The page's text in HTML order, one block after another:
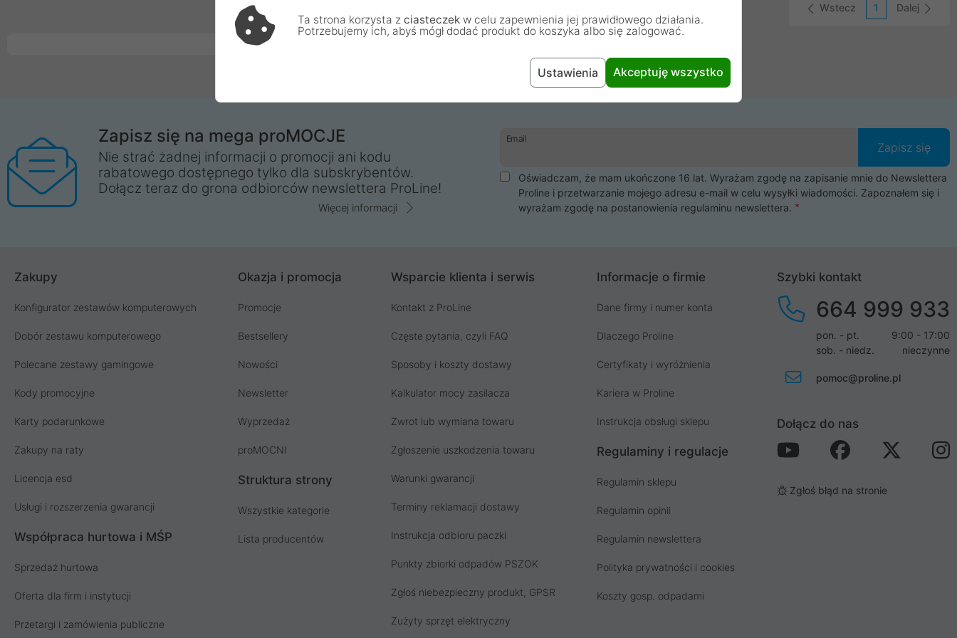
jest bardzo łatwe.
Wstecz 1 Dalej
Zapisz się na mega proMOCJE
Nie strać żadnej informacji o promocji ani kodu
rabatowego dostępnego tylko dla subskrybentów.
Dołącz teraz do grona odbiorców newslettera ProLine!
Więcej informacji
Email
Zapisz się
Oświadczam, że mam ukończone 16 lat. Wyrażam zgodę na zapisanie mnie do Newslettera
Proline i przetwarzanie mojego adresu e-mail w celu wysyłki wiadomości. Zapoznałem się i
wyrażam zgodę na postanowienia regulaminu newslettera.
Zakupy
Konfigurator zestawów komputerowych
Dobór zestawu komputerowego
Polecane zestawy gamingowe
Kody promocyjne
Karty podarunkowe
Zakupy na raty
Licencja esd
Usługi i rozszerzenia gwarancji
Współpraca hurtowa i MŚP
Sprzedaż hurtowa
Oferta dla firm i instytucji
Przetargi i zamówienia publiczne
Okazja i promocja
Promocje
Bestsellery
Nowości
Newsletter
Wyprzedaż
proMOCNI
Struktura strony
Wszystkie kategorie
Lista producentów
Wsparcie klienta i serwis
Kontakt z ProLine
Częste pytania, czyli FAQ
Sposoby i koszty dostawy
Kalkulator mocy zasilacza
Zwrot lub wymiana towaru
Zgłoszenie uszkodzenia towaru
Warunki gwarancji
Terminy reklamacji dostawy
Instrukcja odbioru paczki
Punkty zbiorki odpadów PSZOK
Zgłoś niebezpieczny produkt, GPSR
Zużyty sprzęt elektryczny
Informacje o firmie
Dane firmy i numer konta
Dlaczego Proline
Certyfikaty i wyróżnienia
Kariera w Proline
Instrukcja obsługi sklepu
Regulaminy i regulacje
Regulamin sklepu
Regulamin opinii
Regulamin newslettera
Polityka prywatności i cookies
Koszty gosp. odpadami
Szybki kontakt
664 999 933
pon. - pt.
9:00 - 17:00
sob. - niedz.
nieczynne
pomoc@proline.pl
Dołącz do nas
Zgłoś błąd na stronie
Ta strona korzysta z ciasteczek w celu zapewnienia jej prawidłowego działania.
Potrzebujemy ich, abyś mógł dodać produkt do koszyka albo się zalogować.
Ustawienia Akceptuję wszystko